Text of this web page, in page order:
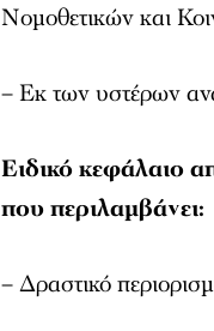
Νοµοθετικών και
– Εκ των υστέρων
Ειδικό κεφάλαιο
που περιλαμβάνει:
– Δραστικό